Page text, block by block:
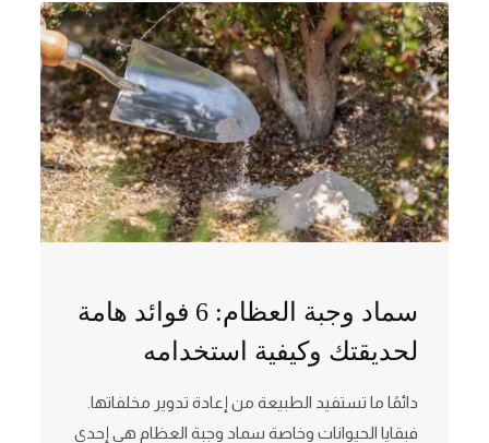
سماد وجبة العظام: 6 فوائد هامة
لحديقتك وكيفية استخدامه
دائمًا ما تستفيد الطبيعة من إعادة تدوير مخلفاتها.
فبقايا الحيوانات وخاصة سماد وجبة العظام هي إحدى